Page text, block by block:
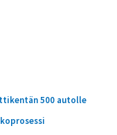
500 autolle